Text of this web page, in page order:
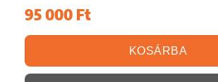
95 000 Ft
KOSÁRBA